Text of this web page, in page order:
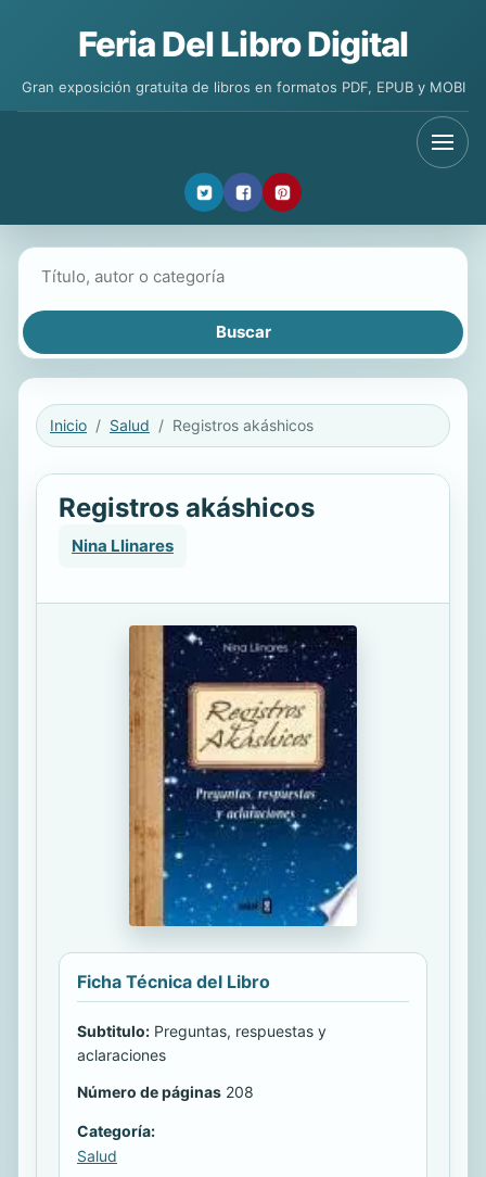
Feria Del Libro Digital
Gran exposición gratuita de libros en formatos PDF, EPUB y MOBI
Inicio Salud Registros akáshicos
Registros akáshicos
Nina Llinares
Ficha Técnica del Libro
Subtitulo: Preguntas, respuestas y
aclaraciones
Número de páginas 208
Categoría:
Salud